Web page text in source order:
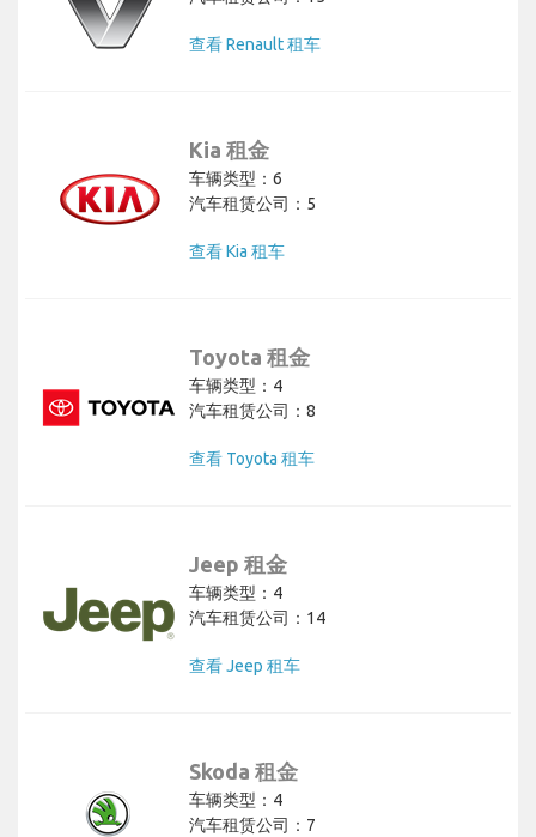
查看 Renault 租车
Kia 租金
车辆类型：6
汽车租赁公司：5
查看 Kia 租车
Toyota 租金
车辆类型：4
汽车租赁公司：8
查看 Toyota 租车
Jeep 租金
车辆类型：4
汽车租赁公司：14
查看 Jeep 租车
Skoda 租金
车辆类型：4
汽车租赁公司：7